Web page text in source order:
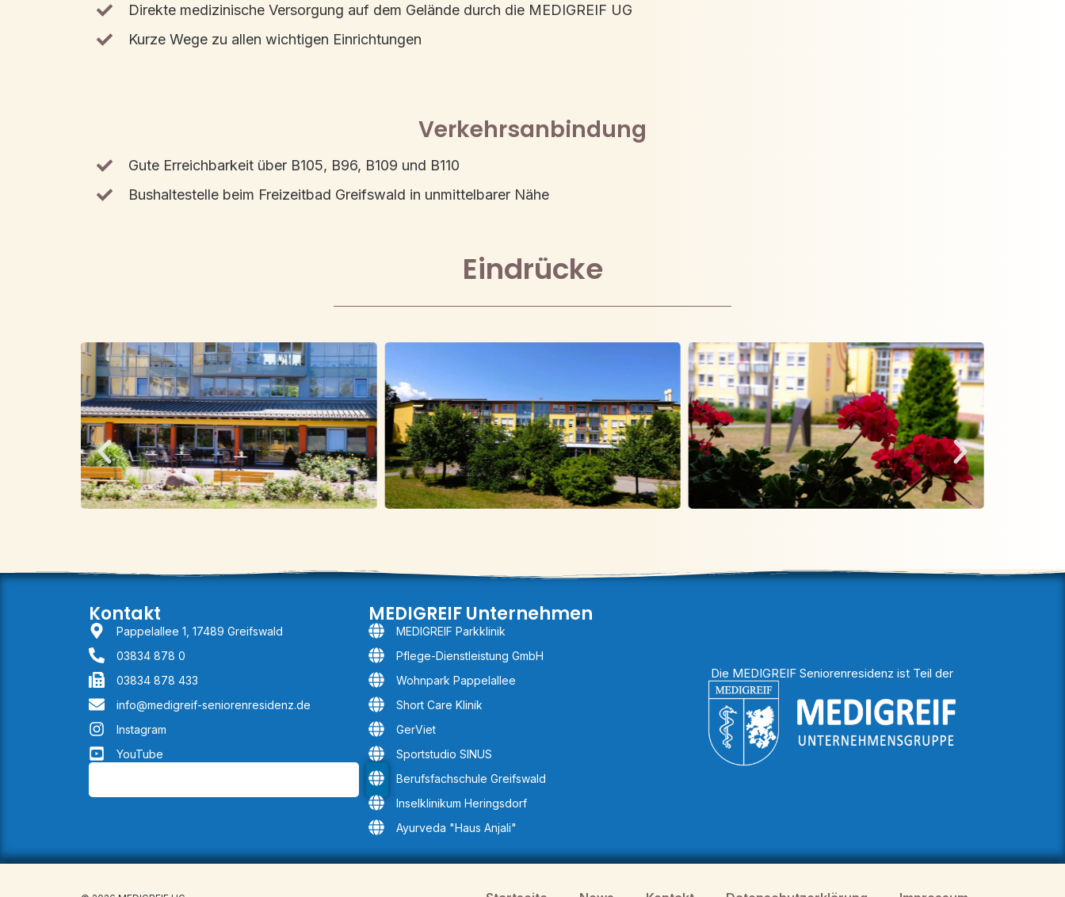
Direkte medizinische Versorgung auf dem Gelände durch die MEDIGREIF UG
Kurze Wege zu allen wichtigen Einrichtungen
Verkehrsanbindung
Gute Erreichbarkeit über B105, B96, B109 und B110
Bushaltestelle beim Freizeitbad Greifswald in unmittelbarer Nähe
Eindrücke
Kontakt
Pappelallee 1, 17489 Greifswald
03834 878 0
03834 878 433
info@medigreif-seniorenresidenz.de
Instagram
YouTube
MEDIGREIF Unternehmen
MEDIGREIF Parkklinik
Pflege-Dienstleistung GmbH
Wohnpark Pappelallee
Short Care Klinik
GerViet
Sportstudio SINUS
Berufsfachschule Greifswald
Inselklinikum Heringsdorf
Ayurveda "Haus Anjali"
Die MEDIGREIF Seniorenresidenz ist Teil der